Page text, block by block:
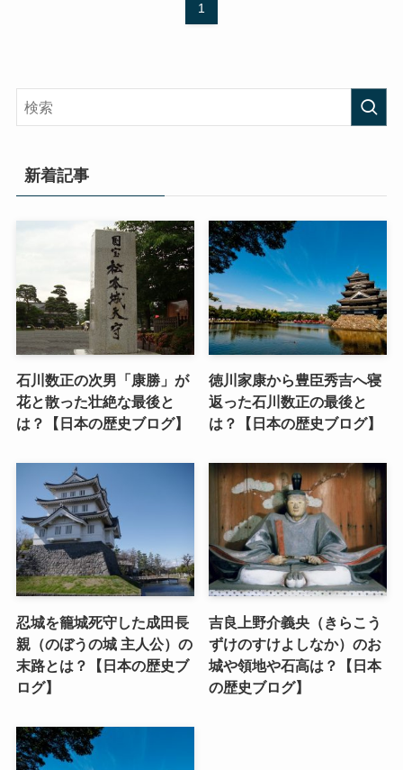
1
新着記事
石川数正の次男「康勝」が
花と散った壮絶な最後と
は？【日本の歴史ブログ】
徳川家康から豊臣秀吉へ寝
返った石川数正の最後と
は？【日本の歴史ブログ】
忍城を籠城死守した成田長
親（のぼうの城 主人公）の
末路とは？【日本の歴史ブ
ログ】
吉良上野介義央（きらこう
ずけのすけよしなか）のお
城や領地や石高は？【日本
の歴史ブログ】